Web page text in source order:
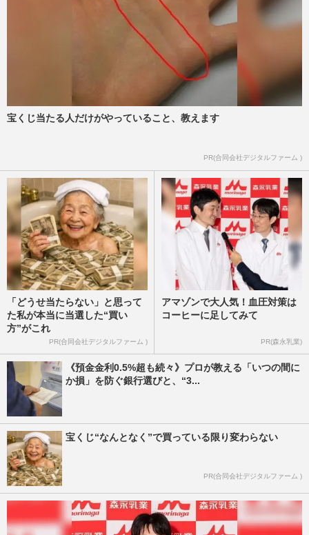
宝くじ当たる人だけがやっていること、教えます
PR(合同会社デジタルファーム )
「どうせ当たらない」と思って
た私が本当に当選した“買い
方”がこれ
PR(合同会社デジタルファーム )
アマゾンで大人気！血圧対策は
コーヒーに足してみて
PR(森永乳業)
《預金金利0.5%超も続々》プロが教える「いつの間に
か損」を防ぐ銀行選びと、“3...
宝くじ“なんとなく”で買っている限り変わらない
PR(合同会社デジタルファーム )